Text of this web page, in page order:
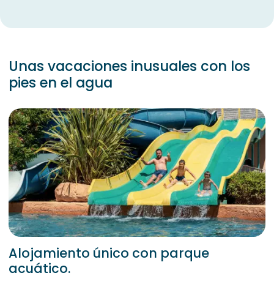
Unas vacaciones inusuales con los
pies en el agua
Alojamiento único con parque
acuático.